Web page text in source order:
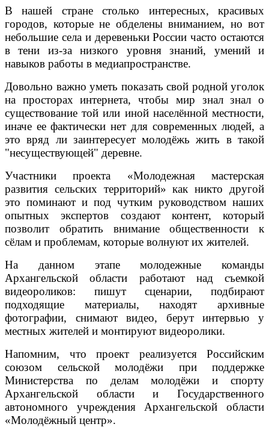
В нашей стране столько интересных, красивых
городов, которые не обделены вниманием, но вот
небольшие села и деревеньки России часто остаются
в тени из-за низкого уровня знаний, умений и
навыков работы в медиапространстве.
Довольно важно уметь показать свой родной уголок
на просторах интернета, чтобы мир знал знал о
существование той или иной населённой местности,
иначе ее фактически нет для современных людей, а
это вряд ли заинтересует молодёжь жить в такой
"несуществующей" деревне.
Участники проекта «Молодежная мастерская
развития сельских территорий» как никто другой
это поминают и под чутким руководством наших
опытных экспертов создают контент, который
позволит обратить внимание общественности к
сёлам и проблемам, которые волнуют их жителей.
На данном этапе молодежные команды
Архангельской области работают над съемкой
видеороликов: пишут сценарии, подбирают
подходящие материалы, находят архивные
фотографии, снимают видео, берут интервью у
местных жителей и монтируют видеоролики.
Напомним, что проект реализуется Российским
союзом сельской молодёжи при поддержке
Министерства по делам молодёжи и спорту
Архангельской области и Государственного
автономного учреждения Архангельской области
«Молодёжный центр».